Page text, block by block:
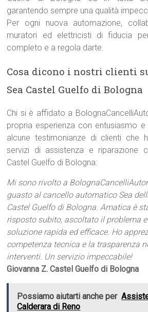
garantendo sempre una qualità
Per ogni nuova automazione,
muratori ed elettricisti di fiducia
completo e a regola darte.
Cosa dicono i nostri clienti
Sea Castel Guelfo di Bologna
Chi si è affidato a
propria esperienza con entusiasmo
alcune testimonianze di clienti che
servizi di assistenza e riparazione
Castel Guelfo di Bologna:
Mi sono rivolto a
guasto al cancello automatico Sea
Castel Guelfo di Bologna. Amatica è
risposto subito, ascoltato il problema
soluzione rapida ed efficace. Ho
competenza tecnica e la trasparenza
interventi. Un servizio impeccabile!
Giovanna Z. Castel Guelfo di Bologna
Possiamo aiutarti anche per
Calderara di Reno